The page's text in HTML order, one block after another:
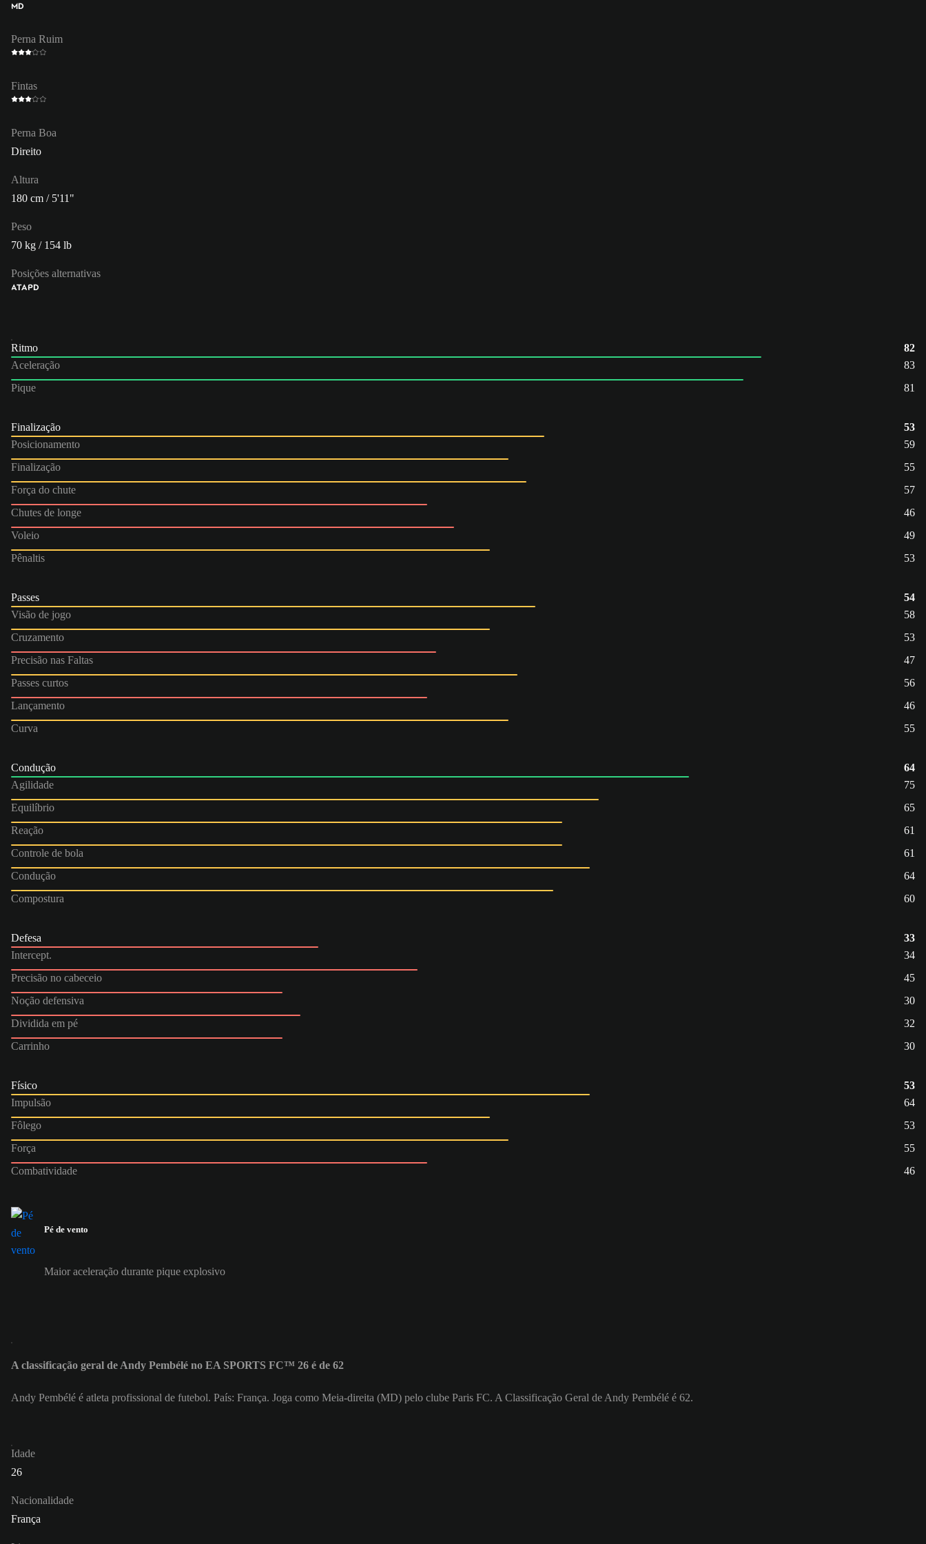
MD
Perna Ruim
Fintas
Perna Boa
Direito
Altura
180 cm / 5'11"
Peso
70 kg / 154 lb
Posições alternativas
ATAPD
Ritmo
82
Aceleração
83
Pique
81
Finalização
53
Posicionamento
59
Finalização
55
Força do chute
57
Chutes de longe
46
Voleio
49
Pênaltis
53
Passes
54
Visão de jogo
58
Cruzamento
53
Precisão nas Faltas
47
Passes curtos
56
Lançamento
46
Curva
55
Condução
64
Agilidade
75
Equilíbrio
65
Reação
61
Controle de bola
61
Condução
64
Compostura
60
Defesa
33
Intercept.
34
Precisão no cabeceio
45
Noção defensiva
30
Dividida em pé
32
Carrinho
30
Físico
53
Impulsão
64
Fôlego
53
Força
55
Combatividade
46
Pé de vento
Maior aceleração durante pique explosivo
A classificação geral de Andy Pembélé no EA SPORTS FC™ 26 é de 62
Andy Pembélé é atleta profissional de futebol. País: França. Joga como Meia-direita (MD) pelo clube Paris FC. A Classificação Geral de Andy Pembélé é 62.
Idade
26
Nacionalidade
França